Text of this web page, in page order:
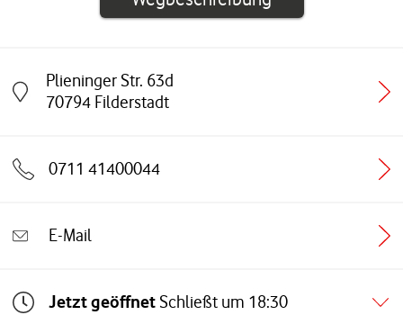
Plieninger Str. 63d
70794 Filderstadt
Link öffnet in einem neuen Tab
0711 41400044
E-Mail
Jetzt geöffnet Schließt um 18:30